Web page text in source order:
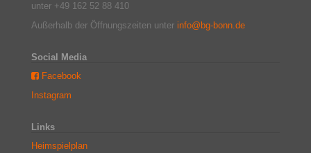
unter +49 162 52 88 410
Außerhalb der Öffnungszeiten unter info@bg-bonn.de
Social Media
Facebook
Instagram
Links
Heimspielplan